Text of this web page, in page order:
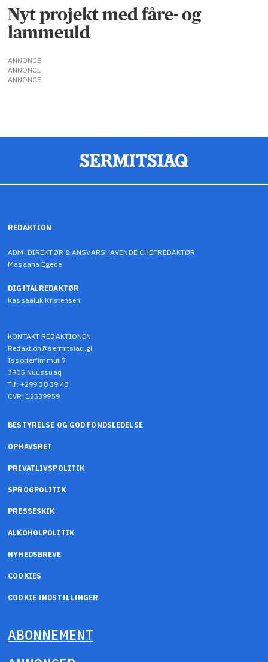
Nyt projekt med fåre- og
lammeuld
ANNONCE
ANNONCE
ANNONCE
REDAKTION
ADM. DIREKTØR & ANSVARSHAVENDE CHEFREDAKTØR
Masaana Egede
DIGITALREDAKTØR
Kassaaluk Kristensen
KONTAKT REDAKTIONEN
Redaktion@sermitsiaq.gl
Issortarfimmut 7
3905 Nuussuaq
Tlf: +299 38 39 40
CVR: 12539959
BESTYRELSE OG GOD FONDSLEDELSE
OPHAVSRET
PRIVATLIVSPOLITIK
SPROGPOLITIK
PRESSESKIK
ALKOHOLPOLITIK
NYHEDSBREVE
COOKIES
COOKIE INDSTILLINGER
ABONNEMENT